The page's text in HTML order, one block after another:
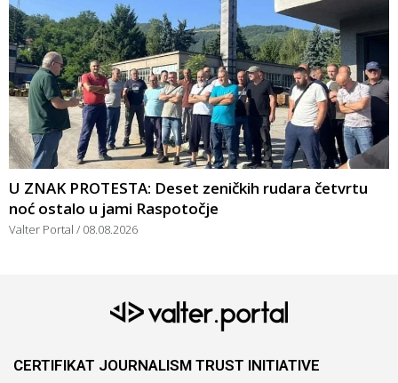
U ZNAK PROTESTA: Deset zeničkih rudara četvrtu
noć ostalo u jami Raspotočje
Valter Portal 08.08.2026
CERTIFIKAT JOURNALISM TRUST INITIATIVE